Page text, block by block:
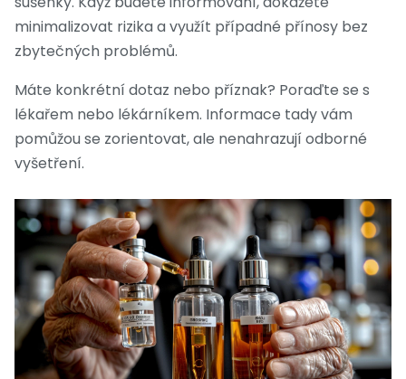
minimalizovat rizika a využít případné přínosy bez
zbytečných problémů.
Máte konkrétní dotaz nebo příznak? Poraďte se s
lékařem nebo lékárníkem. Informace tady vám
pomůžou se zorientovat, ale nenahrazují odborné
vyšetření.